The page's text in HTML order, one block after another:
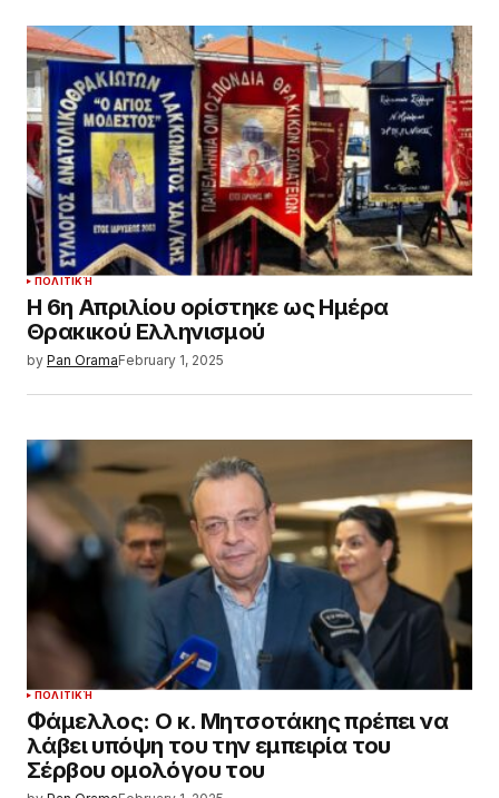
ΠΟΛΙΤΙΚΉ
Η 6η Απριλίου ορίστηκε ως Ημέρα
Θρακικού Ελληνισμού
by Pan OramaFebruary 1, 2025
ΠΟΛΙΤΙΚΉ
Φάμελλος: Ο κ. Μητσοτάκης πρέπει να
λάβει υπόψη του την εμπειρία του
Σέρβου ομολόγου του